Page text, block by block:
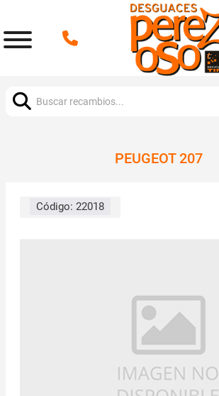
PEUGEOT 207
Código: 22018